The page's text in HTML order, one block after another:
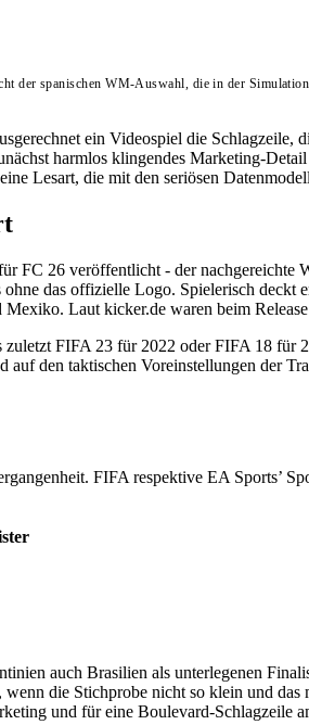
der spanischen WM-Auswahl, die in der
ein Videospiel die Schlagzeile,
harmlos klingendes Marketing-
Lesart, die mit den seriösen
FC 26 veröffentlicht - der
das offizielle Logo. Spielerisch
Laut kicker.de waren beim
FIFA 23 für 2022 oder FIFA 18 für
auf den taktischen Voreinstellungen der
FIFA respektive EA Sports’
auch Brasilien als unterlegenen
die Stichprobe nicht so klein und
und für eine Boulevard-Schlagzeile